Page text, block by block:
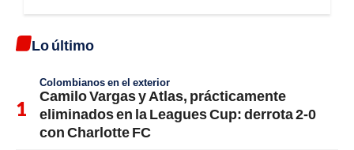
Lo último
Colombianos en el exterior
Camilo Vargas y Atlas, prácticamente
eliminados en la Leagues Cup: derrota 2-0
con Charlotte FC